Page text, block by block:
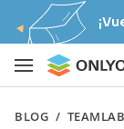
BLOG /